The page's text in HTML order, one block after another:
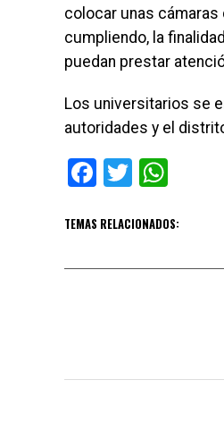
colocar unas
cumpliendo, la
puedan prestar
Los universitarios se
autoridades y el
Facebook
Twitter
TEMAS RELACIONADOS: